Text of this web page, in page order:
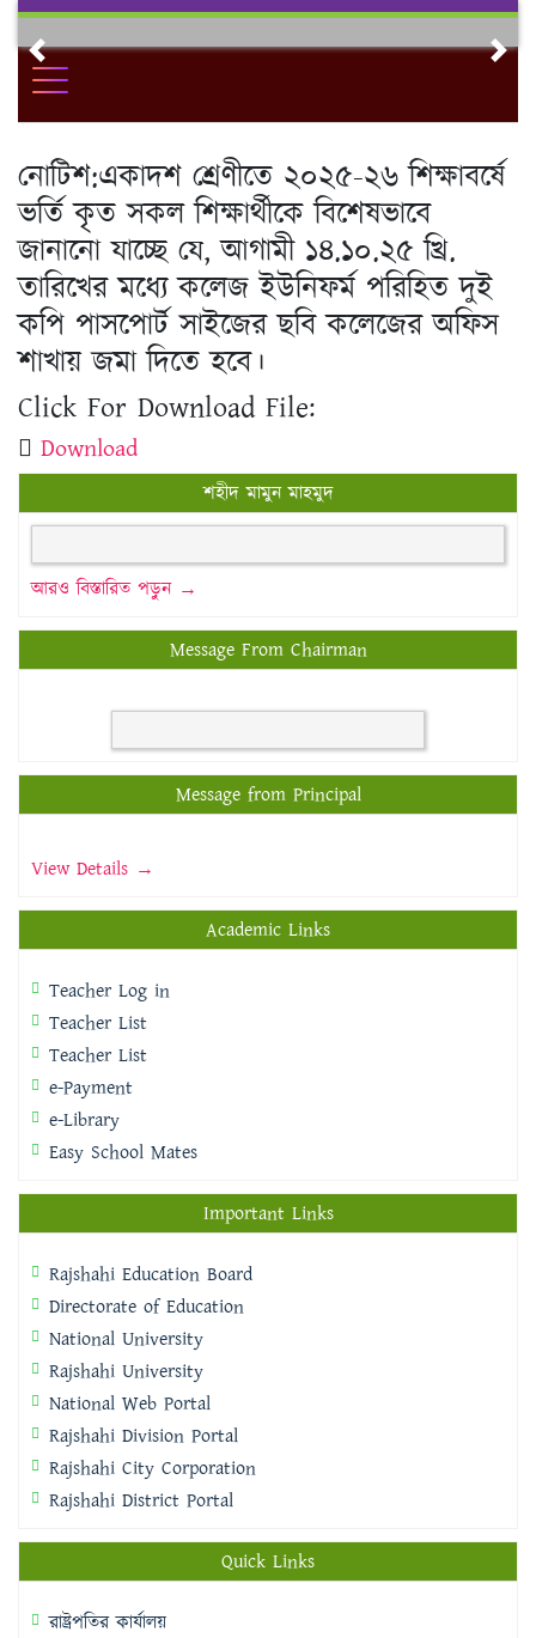
Skip
contentPrevious
নোটিশ:একাদশ শ্রেণীতে ২০২৫-২৬ শিক্ষাবর্ষে
ভর্তি কৃত সকল শিক্ষার্থীকে বিশেষভাবে
জানানো যাচ্ছে যে, আগামী ১৪.১০.২৫ খ্রি.
তারিখের মধ্যে কলেজ ইউনিফর্ম পরিহিত দুই
কপি পাসপোর্ট সাইজের ছবি কলেজের অফিস
শাখায় জমা দিতে হবে।
Click For Download File:
Download
শহীদ মামুন মাহমুদ
আরও বিস্তারিত পড়ুন →
Message From Chairman
Message from Principal
View Details →
Academic Links
Teacher Log in
Teacher List
Teacher List
e-Payment
e-Library
Easy School Mates
Important Links
Rajshahi Education Board
Directorate of Education
National University
Rajshahi University
National Web Portal
Rajshahi Division Portal
Rajshahi City Corporation
Rajshahi District Portal
Quick Links
রাষ্ট্রপতির কার্যালয়